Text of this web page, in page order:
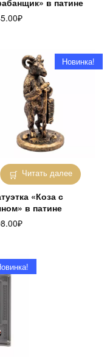
в патине
₽
Читать далее
Новинка!
«Коза с
в патине
₽